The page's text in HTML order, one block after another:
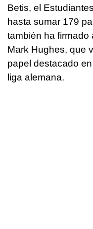
Betis, el
hasta sumar 179
también ha firmado
Mark Hughes, que
papel destacado
liga alemana.